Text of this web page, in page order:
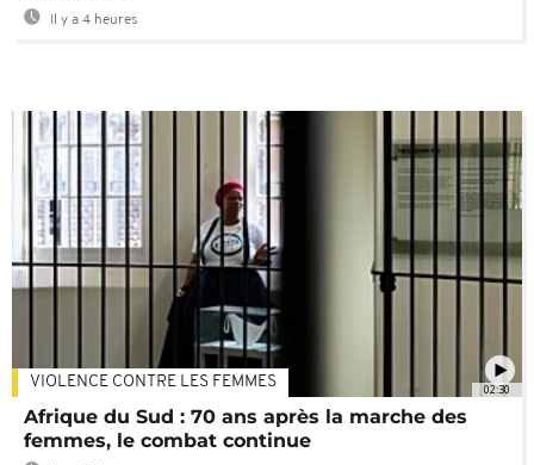
Il y a 4 heures
02:30
VIOLENCE CONTRE LES FEMMES
Afrique du Sud : 70 ans après la marche des
femmes, le combat continue